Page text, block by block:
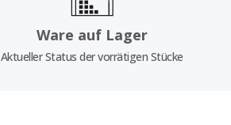
Ware auf Lager
Aktueller Status der vorrätigen Stücke